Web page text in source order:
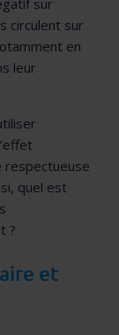
circulent sur
en
leur
respectueuse
quel est
?
et